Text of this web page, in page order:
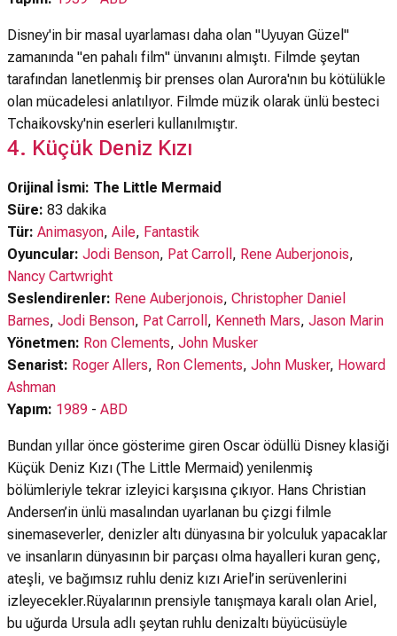
Disney'in bir masal uyarlaması daha olan "Uyuyan Güzel"
zamanında "en pahalı film" ünvanını almıştı. Filmde şeytan
tarafından lanetlenmiş bir prenses olan Aurora'nın bu kötülükle
olan mücadelesi anlatılıyor. Filmde müzik olarak ünlü besteci
Tchaikovsky'nin eserleri kullanılmıştır.
4. Küçük Deniz Kızı
Orijinal İsmi: The Little Mermaid
Süre: 83 dakika
Tür: Animasyon, Aile, Fantastik
Oyuncular: Jodi Benson, Pat Carroll , Rene Auberjonois,
Nancy Cartwright
Seslendirenler: Rene Auberjonois, Christopher Daniel
Barnes, Jodi Benson, Pat Carroll , Kenneth Mars, Jason Marin
Yönetmen: Ron Clements, John Musker
Senarist: Roger Allers, Ron Clements, John Musker, Howard
Ashman
Yapım: 1989 - ABD
Bundan yıllar önce gösterime giren Oscar ödüllü Disney klasiği
Küçük Deniz Kızı (The Little Mermaid) yenilenmiş
bölümleriyle tekrar izleyici karşısına çıkıyor. Hans Christian
Andersen’in ünlü masalından uyarlanan bu çizgi filmle
sinemaseverler, denizler altı dünyasına bir yolculuk yapacaklar
ve insanların dünyasının bir parçası olma hayalleri kuran genç,
ateşli, ve bağımsız ruhlu deniz kızı Ariel’in serüvenlerini
izleyecekler.Rüyalarının prensiyle tanışmaya karalı olan Ariel,
bu uğurda Ursula adlı şeytan ruhlu denizaltı büyücüsüyle